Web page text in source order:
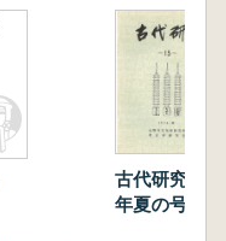
古代研究
年夏の号